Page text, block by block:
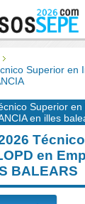
Superior en
Superior
en illes
en
BALEARS